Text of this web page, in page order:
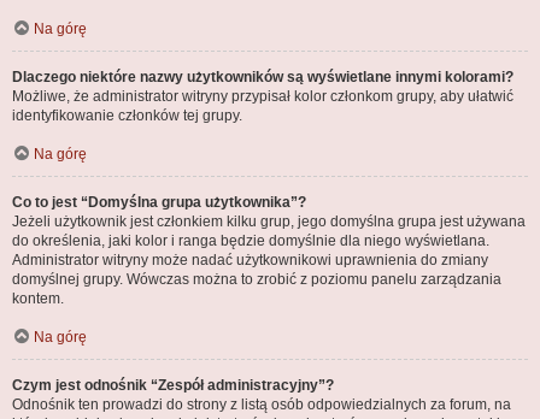
Na górę
Dlaczego niektóre nazwy użytkowników są wyświetlane innymi kolorami?
Możliwe, że administrator witryny przypisał kolor członkom grupy, aby ułatwić
identyfikowanie członków tej grupy.
Na górę
Co to jest “Domyślna grupa użytkownika”?
Jeżeli użytkownik jest członkiem kilku grup, jego domyślna grupa jest używana
do określenia, jaki kolor i ranga będzie domyślnie dla niego wyświetlana.
Administrator witryny może nadać użytkownikowi uprawnienia do zmiany
domyślnej grupy. Wówczas można to zrobić z poziomu panelu zarządzania
kontem.
Na górę
Czym jest odnośnik “Zespół administracyjny”?
Odnośnik ten prowadzi do strony z listą osób odpowiedzialnych za forum, na